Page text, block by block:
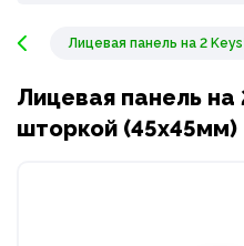
Лицевая панель на 2
Лицевая панель на
шторкой (45x45мм)